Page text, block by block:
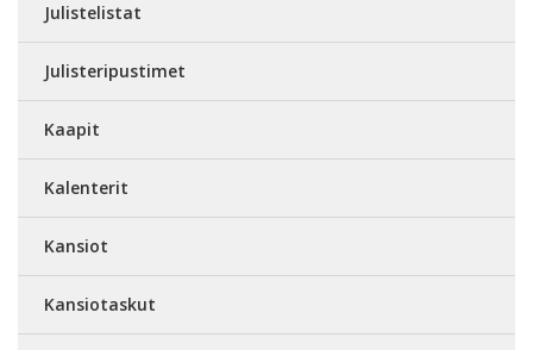
Julistelistat
Julisteripustimet
Kaapit
Kalenterit
Kansiot
Kansiotaskut